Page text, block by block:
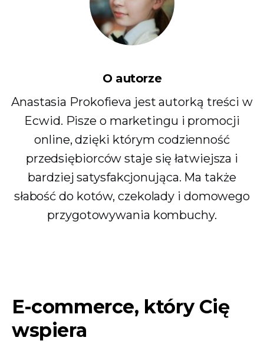
O autorze
Anastasia Prokofieva jest autorką treści w
Ecwid. Pisze o marketingu i promocji
online, dzięki którym codzienność
przedsiębiorców staje się łatwiejsza i
bardziej satysfakcjonująca. Ma także
słabość do kotów, czekolady i domowego
przygotowywania kombuchy.
E-commerce, który Cię
wspiera